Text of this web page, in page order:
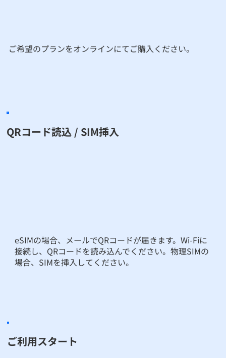
​ご希望のプランをオンラインにてご購入ください。
QRコード読込 / SIM挿入
eSIMの場合、メールでQRコードが届きます。Wi-Fiに
接続し、QRコードを読み込んでください。物理SIMの
場合、SIMを挿入してください。
ご利用スタート